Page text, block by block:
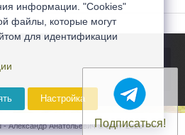
- Александр Анатольевич © 2007-2026
Подписаться!
информации. "Cookies"
файлы, которые могут
для идентификации
Настройка